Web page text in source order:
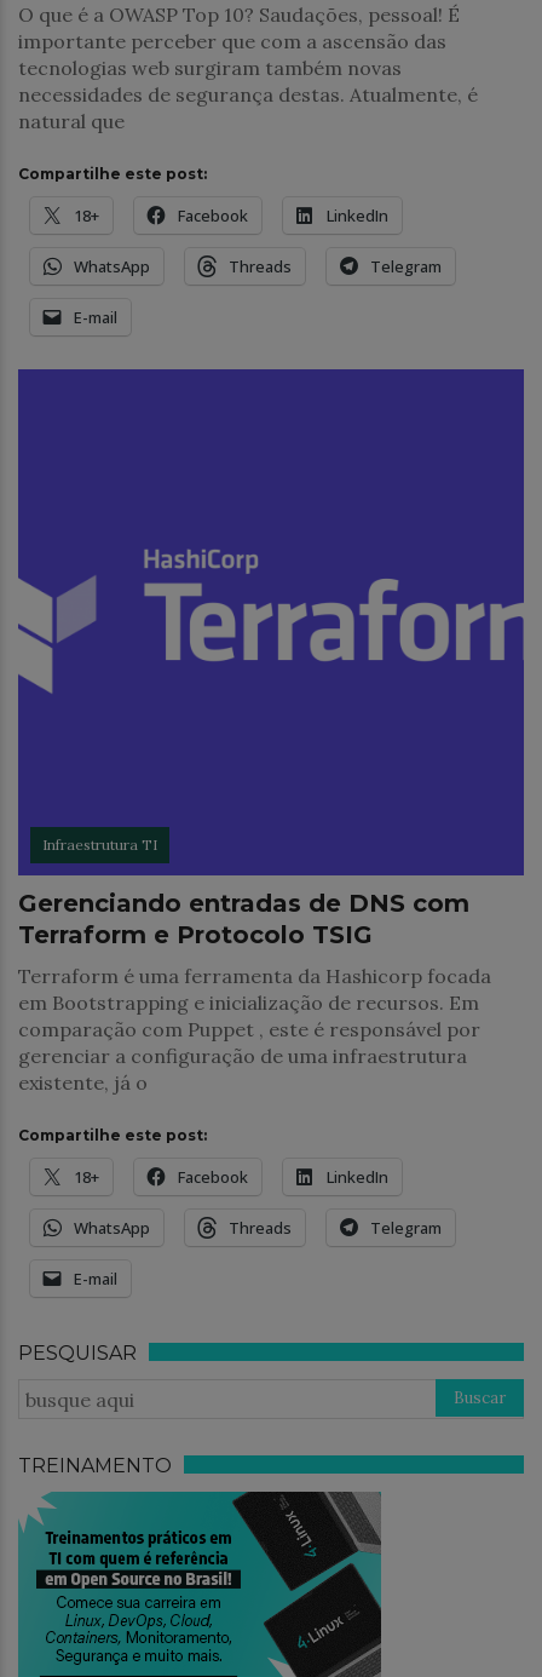
O que é a OWASP Top 10? Saudações, pessoal! É
importante perceber que com a ascensão das
tecnologias web surgiram também novas
necessidades de segurança destas. Atualmente, é
natural que
Compartilhe este post:
18+ Facebook LinkedIn
WhatsApp Threads Telegram
E-mail
Infraestrutura TI
Gerenciando entradas de DNS com
Terraform e Protocolo TSIG
Terraform é uma ferramenta da Hashicorp focada
em Bootstrapping e inicialização de recursos. Em
comparação com Puppet , este é responsável por
gerenciar a configuração de uma infraestrutura
existente, já o
Compartilhe este post:
18+ Facebook LinkedIn
WhatsApp Threads Telegram
E-mail
PESQUISAR
TREINAMENTO